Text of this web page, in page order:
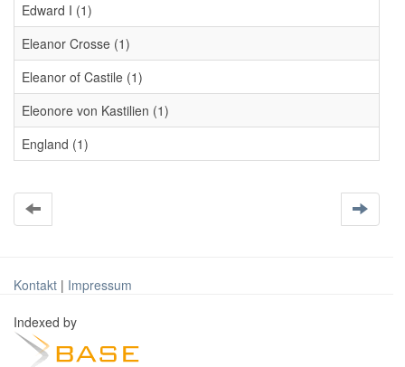
Edward I (1)
Eleanor Crosse (1)
Eleanor of Castile (1)
Eleonore von Kastilien (1)
England (1)
Kontakt | Impressum
Indexed by